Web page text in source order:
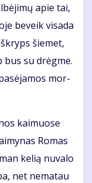
apie tai,
be­veik vi­sa­da
šie­met,
bus su drėg­me.
mor­
kai­muo­se
Ro­mas
ke­lią nu­va­lo
net ne­ma­tau